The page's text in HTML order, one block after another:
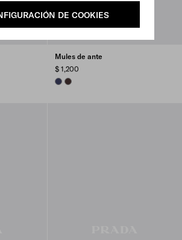
DE COOKIES
Mules de ante
$ 1,200
ULTRAMARINE
DARK BROWN